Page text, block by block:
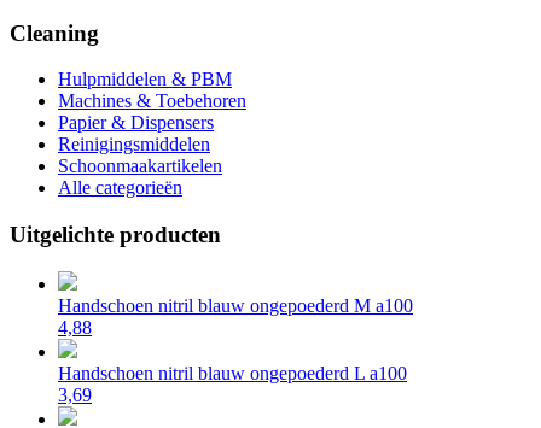
Cleaning
Hulpmiddelen & PBM
Machines & Toebehoren
Papier & Dispensers
Reinigingsmiddelen
Schoonmaakartikelen
Alle categorieën
Uitgelichte producten
Handschoen nitril blauw ongepoederd M a100
4,88
Handschoen nitril blauw ongepoederd L a100
3,69